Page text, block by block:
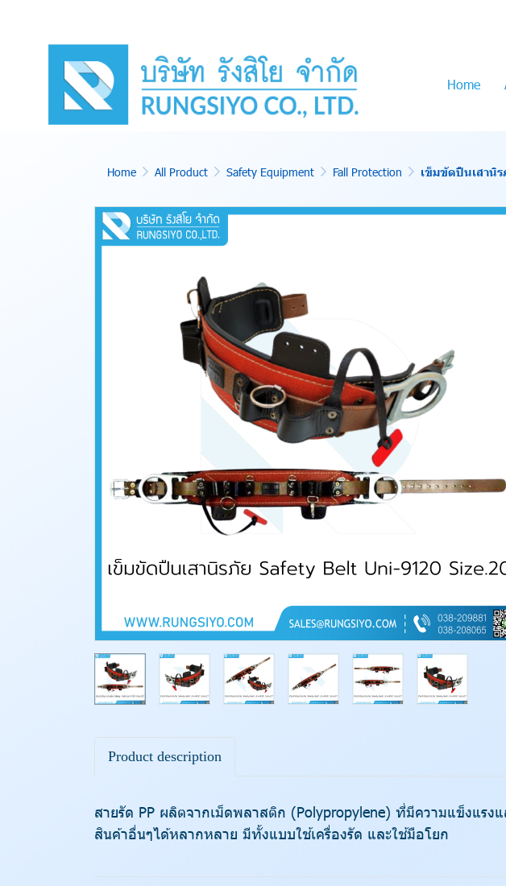
Home
Home All Product Safety Equipment Fall Protection เข็มขัดปืนเสานิ
Product description
สายรัด PP ผลิตจากเม็ดพลาสติก (Polypropylene) ที่มีความแข็งแร
สินค้าอื่นๆได้หลากหลาย มีทั้งแบบใช้เครื่องรัด และใช้มือโยก